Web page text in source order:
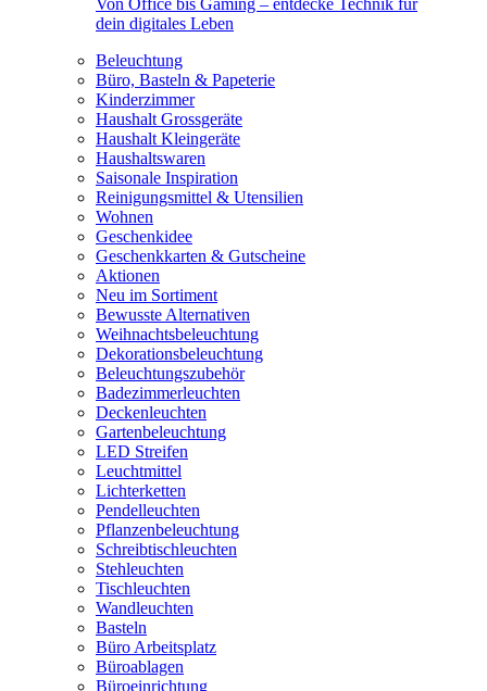
Von Office bis Gaming – entdecke Technik für
dein digitales Leben
Beleuchtung
Büro, Basteln & Papeterie
Kinderzimmer
Haushalt Grossgeräte
Haushalt Kleingeräte
Haushaltswaren
Saisonale Inspiration
Reinigungsmittel & Utensilien
Wohnen
Geschenkidee
Geschenkkarten & Gutscheine
Aktionen
Neu im Sortiment
Bewusste Alternativen
Weihnachtsbeleuchtung
Dekorationsbeleuchtung
Beleuchtungszubehör
Badezimmerleuchten
Deckenleuchten
Gartenbeleuchtung
LED Streifen
Leuchtmittel
Lichterketten
Pendelleuchten
Pflanzenbeleuchtung
Schreibtischleuchten
Stehleuchten
Tischleuchten
Wandleuchten
Basteln
Büro Arbeitsplatz
Büroablagen
Büroeinrichtung